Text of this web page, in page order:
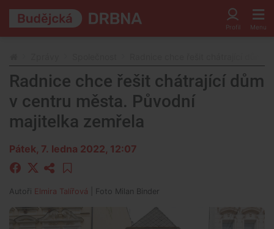
Radnice chce řešit chátrající dům
v centru města. Původní
majitelka zemřela
Pátek, 7. ledna 2022, 12:07
Autoři Elmira Talířová | Foto Milan Binder